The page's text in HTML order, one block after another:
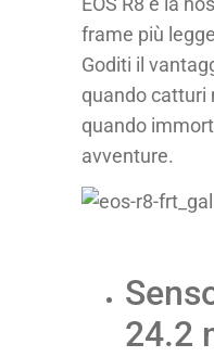
frame più
Goditi il
quando catturi
quando
avventure.
24.2